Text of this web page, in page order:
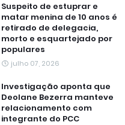
Suspeito de estuprar e
matar menina de 10 anos é
retirado de delegacia,
morto e esquartejado por
populares
julho 07, 2026
Investigação aponta que
Deolane Bezerra manteve
relacionamento com
integrante do PCC